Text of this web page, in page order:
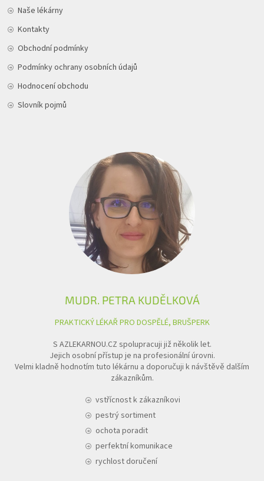
Naše lékárny
Kontakty
Obchodní podmínky
Podmínky ochrany osobních údajů
Hodnocení obchodu
Slovník pojmů
MUDR. PETRA KUDĚLKOVÁ
PRAKTICKÝ LÉKAŘ PRO DOSPĚLÉ, BRUŠPERK
S AZLEKARNOU.CZ spolupracuji již několik let.
Jejich osobní přístup je na profesionální úrovni.
Velmi kladně hodnotím tuto lékárnu a doporučuji k návštěvě dalším
zákazníkům.
vstřícnost k zákazníkovi
pestrý sortiment
ochota poradit
perfektní komunikace
rychlost doručení